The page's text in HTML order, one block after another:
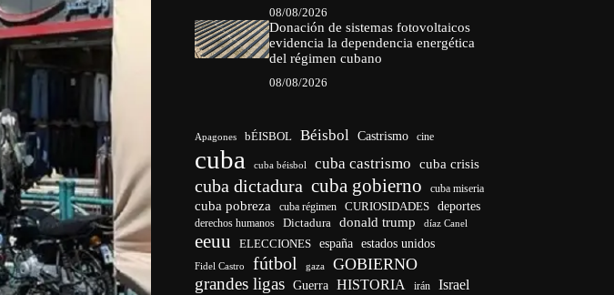
08/08/2026
Donación de sistemas fotovoltaicos
evidencia la dependencia energética
del régimen cubano
08/08/2026
Apagones bÉISBOL Béisbol Castrismo cine
cuba cuba béisbol cuba castrismo cuba crisis
cuba dictadura cuba gobierno cuba miseria
cuba pobreza cuba régimen CURIOSIDADES deportes
derechos humanos Dictadura donald trump díaz Canel
eeuu ELECCIONES españa estados unidos
Fidel Castro fútbol gaza GOBIERNO
grandes ligas Guerra HISTORIA irán Israel